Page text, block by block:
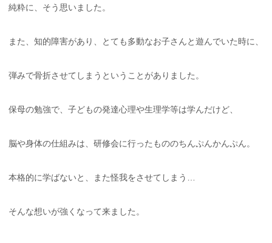
純粋に、そう思いました。
また、知的障害があり、とても多動なお子さんと遊んでいた時に、
弾みで骨折させてしまうということがありました。
保母の勉強で、子どもの発達心理や生理学等は学んだけど、
脳や身体の仕組みは、研修会に行ったもののちんぷんかんぷん。
本格的に学ばないと、また怪我をさせてしまう…
そんな想いが強くなって来ました。